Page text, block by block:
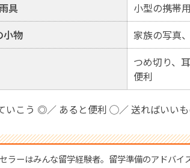
具
小型の携帯
小物
家族の写真
つめ切り、
便利
いこう ◎／ あると便利 ◯／ 送ればいい
ラーはみんな留学経験者。留学準備のアドバイ